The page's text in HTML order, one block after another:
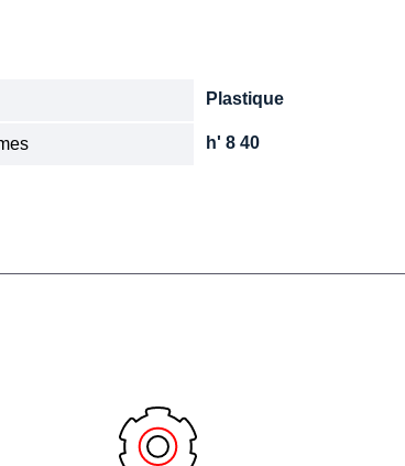
Plastique
h' 8 40